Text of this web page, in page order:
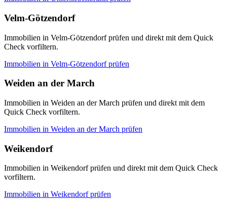
Velm-Götzendorf
Immobilien in Velm-Götzendorf prüfen und direkt mit dem Quick
Check vorfiltern.
Immobilien in Velm-Götzendorfprüfen
Weiden an der March
Immobilien in Weiden an der March prüfen und direkt mit dem
Quick Check vorfiltern.
Immobilien in Weiden an der March prüfen
Weikendorf
Immobilien in Weikendorf prüfen und direkt mit dem Quick Check
vorfiltern.
Immobilien in Weikendorfprüfen